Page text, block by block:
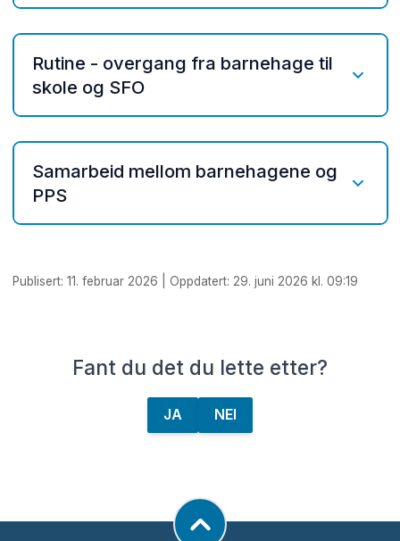
barna
Felles PP - Foreldremøte oppstart
Prosedyre aktivitetsplikt kap. VIII -
§42
Prosedyre aktivitetsplikt kap. VIII §43
Aktivitetsplan kap. VIII
Meldeskjema for aktivitetsplikt etter
Rutine - overgang fra barnehage til
skole og SFO
Rutine - overgang fra barnehage til
skole
Samtykkeerklæring - overføring av
Søknadsskjema forsterket
Samarbeid mellom barnehagene og
PPS
vedtak §31
Publisert: 11. februar 2026 | Oppdatert: 29. juni 2026 kl. 09:19
Fant du det du lette etter?
JA NEI